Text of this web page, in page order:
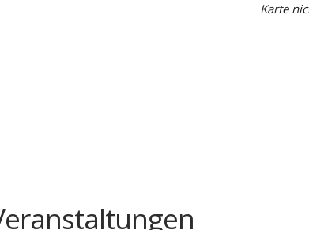
Karte